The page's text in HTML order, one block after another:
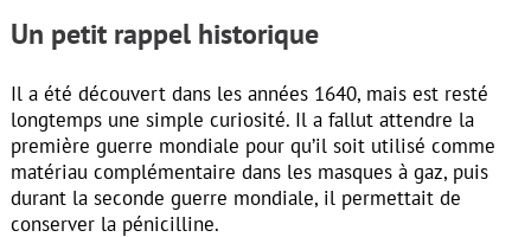
Un petit rappel historique
Il a été découvert dans les années 1640, mais est resté
longtemps une simple curiosité. Il a fallut attendre la
première guerre mondiale pour qu’il soit utilisé comme
matériau complémentaire dans les masques à gaz, puis
durant la seconde guerre mondiale, il permettait de
conserver la pénicilline.